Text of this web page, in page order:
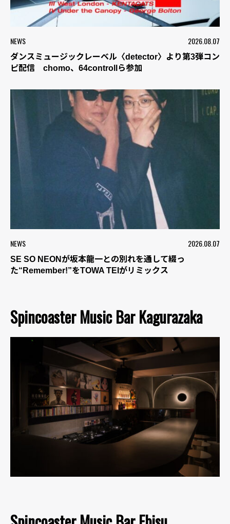
NEWS 2026.08.07
ダンスミュージックレーベル〈detector〉より第3弾コン
ピ配信 chomo、64controllら参加
NEWS 2026.08.07
SE SO NEONが坂本龍一との別れを通して綴っ
た“Remember!”をTOWA TEIがリミックス
Spincoaster Music Bar Kagurazaka